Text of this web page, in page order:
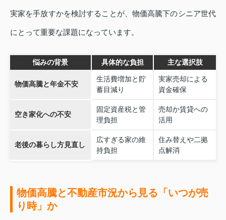
実家を手放すかを検討することが、物価高騰下のシニア世代
にとって重要な課題になっています。
悩みの背景 具体的な負担 主な選択肢
物価高騰と年金不安
生活費増加と貯
蓄目減り
実家売却による
資金確保
空き家化への不安
固定資産税と管
理負担
売却か賃貸への
活用
老後の暮らし方見直し
広すぎる家の維
持負担
住み替えや二拠
点解消
物価高騰と不動産市況から見る「いつが売
り時」か